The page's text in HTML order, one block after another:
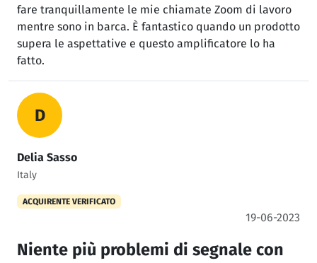
fare tranquillamente le mie chiamate Zoom di lavoro
mentre sono in barca. È fantastico quando un prodotto
supera le aspettative e questo amplificatore lo ha
fatto.
D
Delia Sasso
Italy
ACQUIRENTE VERIFICATO
19-06-2023
Niente più problemi di segnale con